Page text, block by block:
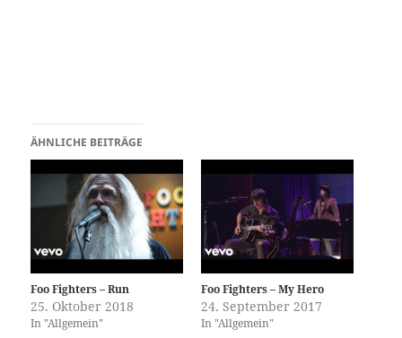
ÄHNLICHE BEITRÄGE
Foo Fighters – Run
25. Oktober 2018
In "Allgemein"
Foo Fighters – My Hero
24. September 2017
In "Allgemein"